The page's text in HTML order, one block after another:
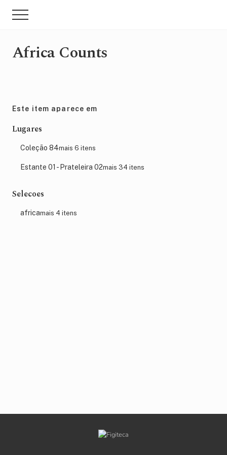
content
para
primária
Menu
Africa Counts
Este item aparece em
Lugares
Coleção 84mais 6 itens
Estante 01 - Prateleira 02mais 34 itens
Selecoes
africamais 4 itens